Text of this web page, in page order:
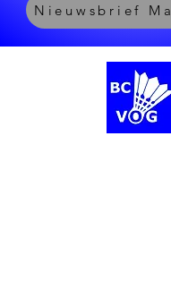
Nieuwsbrief